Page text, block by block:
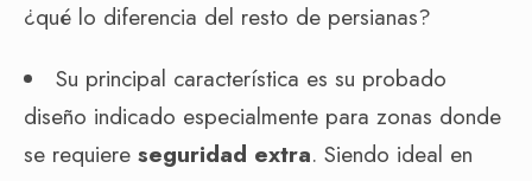
¿qué lo diferencia del resto de persianas?
Su principal característica es su probado
diseño indicado especialmente para zonas donde
se requiere seguridad extra. Siendo ideal en